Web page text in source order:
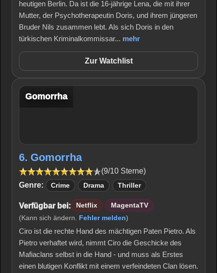
heutigen Berlin. Da ist die 16-jährige Lena, die mit ihrer
Mutter, der Psychotherapeutin Doris, und ihrem jüngeren
Bruder Nils zusammen lebt. Als sich Doris in den
türkischen Kriminalkommissar... mehr
Zur Watchlist
Gomorrha
6. Gomorrha
(9/10 Sterne)
Genre:
Crime Drama Thriller
Verfügbar bei: Netflix
MagentaTV
(Kann sich ändern. Fehler melden)
Ciro ist die rechte Hand des mächtigen Paten Pietro. Als
Pietro verhaftet wird, nimmt Ciro die Geschicke des
Mafiaclans selbst in die Hand - und muss als Erstes
einen blutigen Konflikt mit einem verfeindeten Clan lösen.